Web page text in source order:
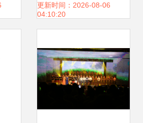
幕，演绎酸甜人生
更新时间：2026-08-06
04:10:20